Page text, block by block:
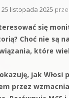
25 listopada 2025
się
Choć nie są
które
jak Włosi
przez